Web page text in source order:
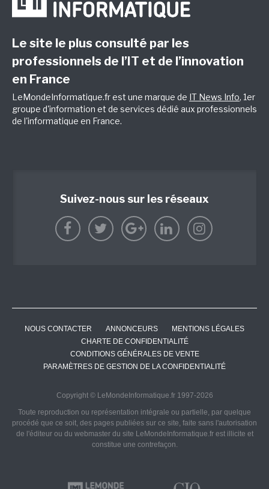
Le site le plus consulté par les
professionnels de l’IT et de l’innovation
en France
LeMondeInformatique.fr est une marque de IT News Info, 1er
groupe d'information et de services dédié aux professionnels
de l'informatique en France.
Suivez-nous sur les réseaux
NOUS CONTACTER ANNONCEURS
MENTIONS LÉGALES
CHARTE DE CONFIDENTIALITÉ
CONDITIONS GÉNÉRALES DE VENTE
PARAMÈTRES DE GESTION DE LA CONFIDENTIALITÉ
Copyright © LeMondeInformatique.fr 1997-2026
Toute reproduction ou représentation intégrale ou partielle, par quelque
procédé que ce soit, des pages publiées sur ce site, faite sans l'autorisation
de l'éditeur ou du webmaster du site LeMondeInformatique.fr est illicite et
constitue une contrefaçon.